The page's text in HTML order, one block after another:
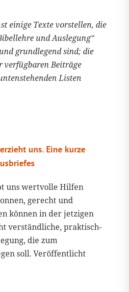
einige Texte vorstellen, die
und Auslegung“
grundlegend sind; die
verfügbaren Beiträge
Listen
uns. Eine kurze
uns wertvolle Hilfen
gerecht und
können in der jetzigen
verständliche, praktisch-
die zum
soll. Veröffentlicht